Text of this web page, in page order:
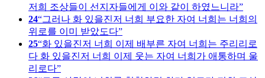
저희 조상들이 선지자들에게 이와 같이 하였느니라
24 그러나 화 있을진저 너희 부요한 자여 너희는 너희의
위로를 이미 받았도다
25 화 있을진저 너희 이제 배부른 자여 너희는 주리리로
다 화 있을진저 너희 이제 웃는 자여 너희가 애통하며 울
리로다